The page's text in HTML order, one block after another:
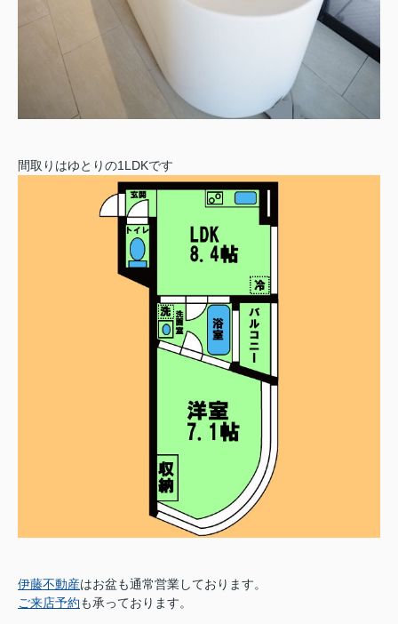
間取りはゆとりの1LDKです
伊藤不動産はお盆も通常営業しております。
ご来店予約も承っております。